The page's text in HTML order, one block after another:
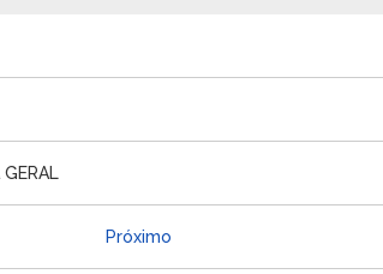
GERAL
Próximo